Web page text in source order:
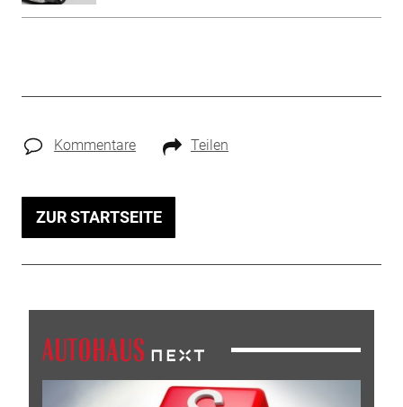
Kommentare Teilen
ZUR STARTSEITE